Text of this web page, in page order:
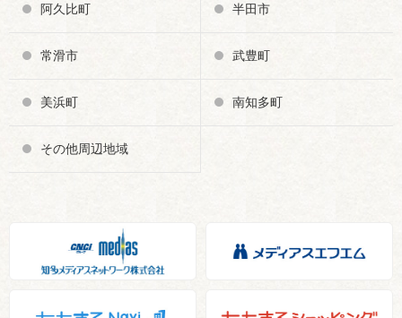
阿久比町 半田市
常滑市 武豊町
美浜町 南知多町
その他周辺地域